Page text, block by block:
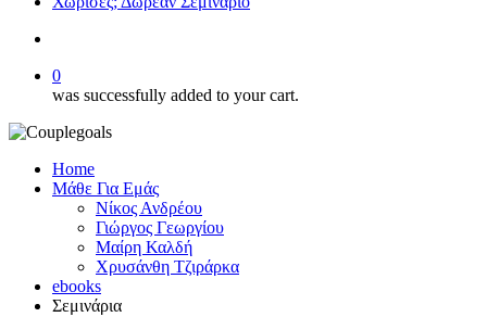
0
was successfully added to your cart.
Home
Μάθε Για Εμάς
Νίκος Ανδρέου
Γιώργος Γεωργίου
Μαίρη Καλδή
Χρυσάνθη Τζιράρκα
ebooks
Σεμινάρια